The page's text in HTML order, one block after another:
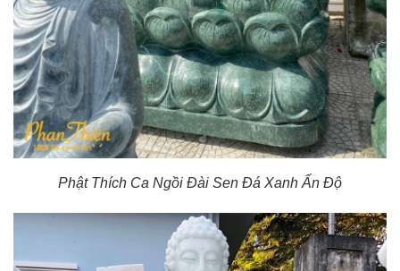
Phật Thích Ca Ngồi Đài Sen Đá Xanh Ấn Độ